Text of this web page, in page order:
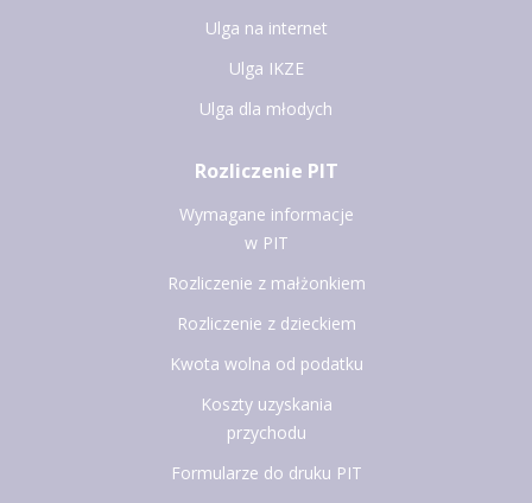
Ulga na internet
Ulga IKZE
Ulga dla młodych
Rozliczenie PIT
Wymagane informacje
w PIT
Rozliczenie z małżonkiem
Rozliczenie z dzieckiem
Kwota wolna od podatku
Koszty uzyskania
przychodu
Formularze do druku PIT